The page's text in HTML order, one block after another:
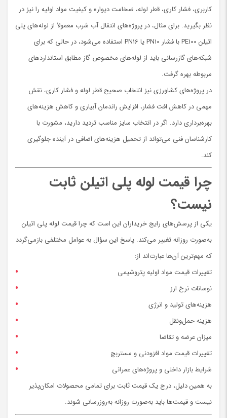
کاربری، فشار کاری، قطر لوله، ضخامت دیواره و کیفیت مواد اولیه را نیز در
نظر بگیرید. برای مثال، در پروژه‌های انتقال آب شرب معمولاً از لوله‌های پلی
اتیلن PE100 با فشار PN10 یا PN16 استفاده می‌شود، در حالی که برای
شبکه‌های گازرسانی باید از لوله‌های مخصوص گاز مطابق استانداردهای
مربوطه بهره گرفت.
در پروژه‌های کشاورزی نیز انتخاب صحیح قطر لوله و فشار کاری، نقش
مهمی در کاهش افت فشار، افزایش راندمان آبیاری و کاهش هزینه‌های
بهره‌برداری دارد. اگر در انتخاب سایز مناسب تردید دارید، مشورت با
کارشناسان فنی می‌تواند از تحمیل هزینه‌های اضافی در آینده جلوگیری
کند.
چرا قیمت لوله پلی اتیلن ثابت
نیست؟
یکی از پرسش‌های رایج خریداران این است که چرا قیمت لوله پلی اتیلن
به‌صورت روزانه تغییر می‌کند. پاسخ این سؤال به عوامل مختلفی بازمی‌گردد
که مهم‌ترین آن‌ها عبارت‌اند از:
تغییرات قیمت مواد اولیه پتروشیمی
نوسانات نرخ ارز
هزینه‌های تولید و انرژی
هزینه حمل‌ونقل
میزان عرضه و تقاضا
تغییرات قیمت مواد افزودنی و مستربچ
شرایط بازار داخلی و پروژه‌های عمرانی
به همین دلیل، درج یک قیمت ثابت برای تمامی محصولات امکان‌پذیر
نیست و قیمت‌ها باید به‌صورت روزانه به‌روزرسانی شوند.